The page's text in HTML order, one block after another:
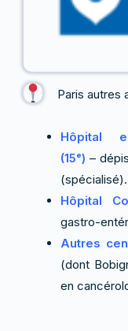
Paris autres
Hôpital
(15ᵉ) –
(spécialisé).
Hôpital
gastro-
Autres
(dont
en